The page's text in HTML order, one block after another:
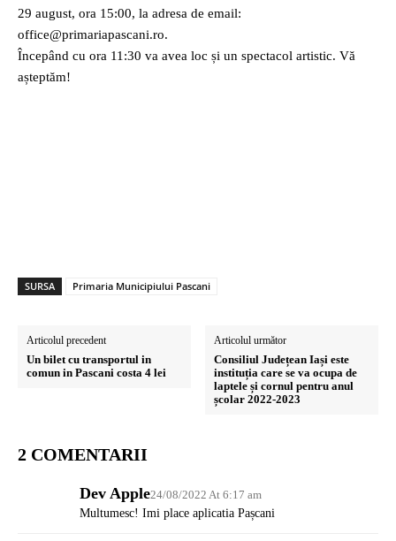
29 august, ora 15:00, la adresa de email:
office@primariapascani.ro.
Începând cu ora 11:30 va avea loc și un spectacol artistic. Vă
așteptăm!
SURSA Primaria Municipiului Pascani
Articolul precedent
Un bilet cu transportul in
comun in Pascani costa 4 lei
Articolul următor
Consiliul Județean Iași este
instituția care se va ocupa de
laptele și cornul pentru anul
școlar 2022-2023
2 COMENTARII
Dev Apple24/08/2022 At 6:17 am
Multumesc! Imi place aplicatia Pașcani